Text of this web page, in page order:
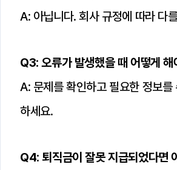
A: 아닙니다. 회사 규정에 따라 다
Q3: 오류가 발생했을 때 어떻게 해
A: 문제를 확인하고 필요한 정보를
하세요.
Q4: 퇴직금이 잘못 지급되었다면